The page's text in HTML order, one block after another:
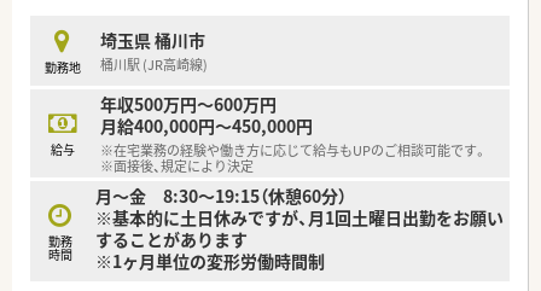
●管理薬剤師の募集になります。
●門前薬局は内科・施設在宅を応需しています。
●薬剤師さんは常時3名体制になります。
＜こんな人におススメ＞
■管理薬剤師求人をお探しの方！
■固定休みをご希望の方！
勤務地
埼玉県 桶川市
桶川駅 (JR高崎線)
給与
年収500万円～600万円
月給400,000円～450,000円
※在宅業務の経験や働き方に応じて給与もUPのご相談可能です。
※面接後、規定により決定
勤務
時間
月～金 8:30～19:15（休憩60分）
※基本的に土日休みですが、月1回土曜日出勤をお願い
することがあります
※1ヶ月単位の変形労働時間制